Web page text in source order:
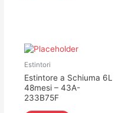
Estintori
Estintore a Schiuma 6L
48mesi – 43A-
233B75F